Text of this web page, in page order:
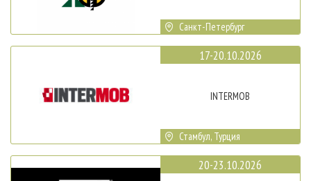
Санкт-Петербург
17-20.10.2026
INTERMOB
Стамбул, Турция
20-23.10.2026